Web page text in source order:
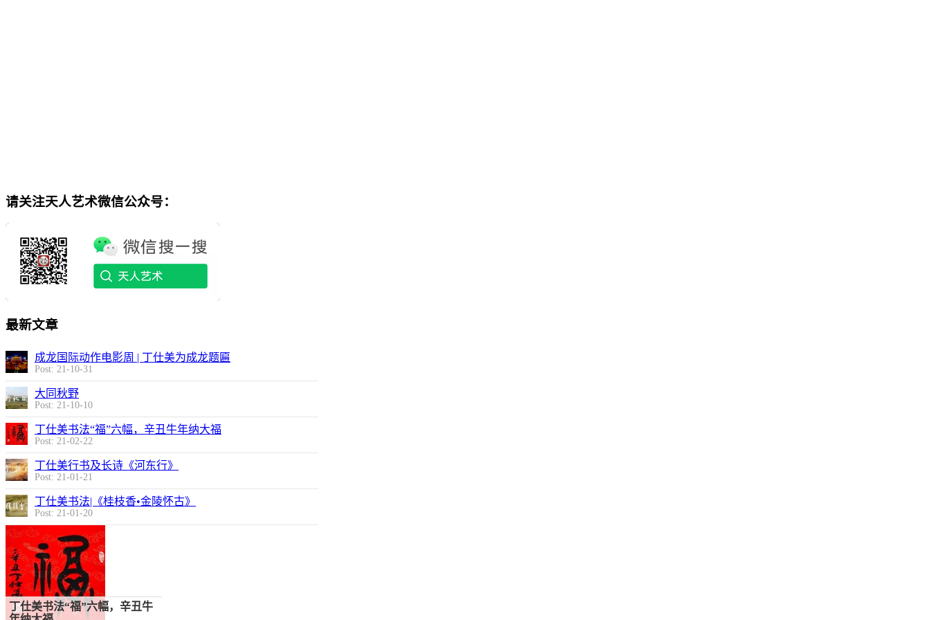
请关注天人艺术微信公众号：
最新文章
成龙国际动作电影周 | 丁仕美为成龙题匾
Post: 21-10-31
大同秋野
Post: 21-10-10
丁仕美书法“福”六幅，辛丑牛年纳大福
Post: 21-02-22
丁仕美行书及长诗《河东行》
Post: 21-01-21
丁仕美书法|《桂枝香•金陵怀古》
Post: 21-01-20
丁仕美书法“福”六幅，辛丑牛